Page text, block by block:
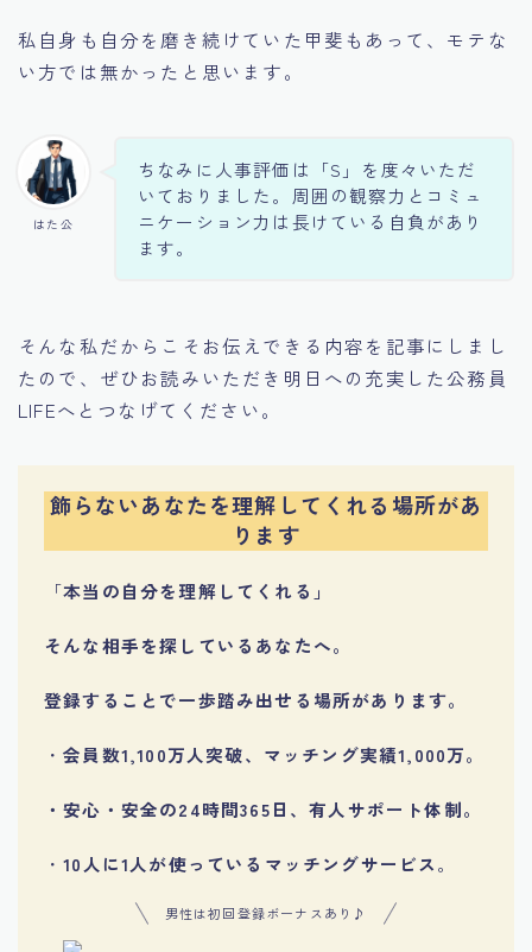
私自身も自分を磨き続けていた甲斐もあって、モテな
い方では無かったと思います。
はた公
ちなみに人事評価は「S」を度々いただ
いておりました。周囲の観察力とコミュ
ニケーション力は長けている自負があり
ます。
そんな私だからこそお伝えできる内容を記事にしまし
たので、ぜひお読みいただき明日への充実した公務員
LIFEへとつなげてください。
飾らないあなたを理解してくれる場所があ
ります
「本当の自分を理解してくれる」
そんな相手を探しているあなたへ。
登録することで一歩踏み出せる場所があります。
・会員数1,100万人突破、マッチング実績1,000万。
・安心・安全の24時間365日、有人サポート体制。
・10人に1人が使っているマッチングサービス。
男性は初回登録ボーナスあり♪